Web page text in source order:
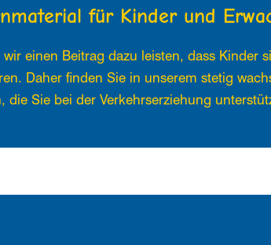
für Kinder und
einen Beitrag dazu leisten, dass Kinder
Daher finden Sie in unserem stetig
die Sie bei der Verkehrserziehung